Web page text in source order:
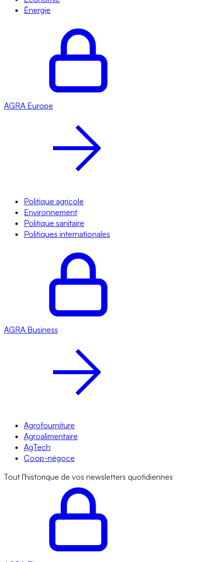
Énergie
AGRA Europe
Politique agricole
Environnement
Politique sanitaire
Politiques internationales
AGRA Business
Agrofourniture
Agroalimentaire
AgTech
Coop-négoce
Tout l'historique de vos newsletters quotidiennes